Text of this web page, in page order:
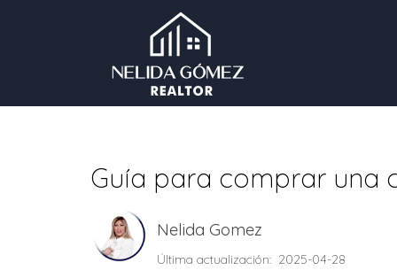
Guía para comprar una
Nelida Gomez
Última actualización: 2025-04-28